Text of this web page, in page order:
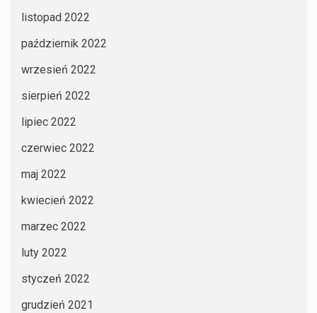
listopad 2022
październik 2022
wrzesień 2022
sierpień 2022
lipiec 2022
czerwiec 2022
maj 2022
kwiecień 2022
marzec 2022
luty 2022
styczeń 2022
grudzień 2021